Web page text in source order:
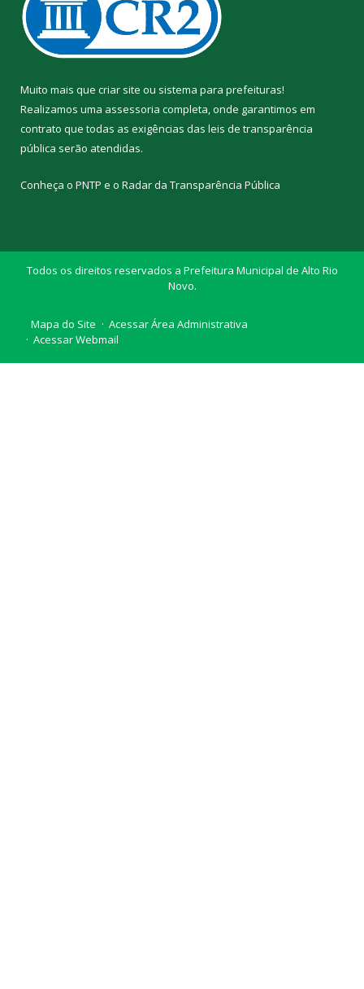
Muito mais que criar site ou sistema para prefeituras!
Realizamos uma assessoria completa, onde garantimos em
contrato que todas as exigências das leis de transparência
pública serão atendidas.
Conheça o PNTP e o Radar da Transparência Pública
Todos os direitos reservados a Prefeitura Municipal de Alto Rio
Novo.
Mapa do Site
Acessar Área Administrativa
Acessar Webmail